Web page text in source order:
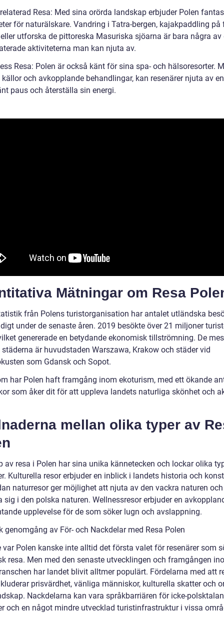
Resa: Med sina orörda landskap erbjuder Polen
för naturälskare. Vandring i Tatra-bergen, kajakpaddling på
utforska de pittoreska Masuriska sjöarna är bara några av
aktiviteterna man kan njuta av.
Resa: Polen är också känt för sina spa- och hälsoresorter.
och avkopplande behandlingar, kan resenärer njuta av en
paus och återställa sin energi.
Mätningar om Resa
från Polens turistorganisation har antalet utländska
under de senaste åren. 2019 besökte över 21 miljoner
genererade en betydande ekonomisk tillströmning. De
är huvudstaden Warszawa, Krakow och städer vid
som Gdansk och Sopot.
har Polen haft framgång inom ekoturism, med ett ökande
som åker dit för att uppleva landets naturliga skönhet och
mellan olika typer av
av resa i Polen har sina unika kännetecken och lockar olika
Kulturella resor erbjuder en inblick i landets historia och
naturresor ger möjlighet att njuta av den vackra naturen och
sig i den polska naturen. Wellnessresor erbjuder en
upplevelse för de som söker lugn och avslappning.
genomgång av För- och Nackdelar med Resa Polen
var Polen kanske inte alltid det första valet för resenärer som
resa. Men med den senaste utvecklingen och framgången
har landet blivit alltmer populärt. Fördelarna med att
prisvärdhet, vänliga människor, kulturella skatter och
Nackdelarna kan vara språkbarriären för icke-
och en något mindre utvecklad turistinfrastruktur i vissa